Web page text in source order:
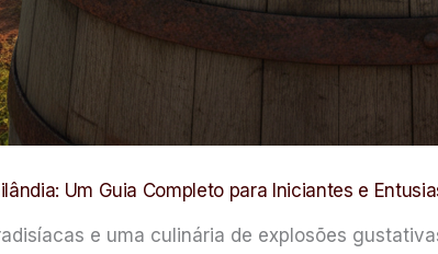
Um Guia Completo para Iniciantes e
e uma culinária de explosões